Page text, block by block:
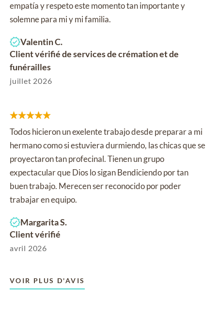
empatía y respeto este momento tan importante y
solemne para mi y mi familia.
Valentin C.
Client vérifié de services de crémation et de
funérailles
juillet 2026
Todos hicieron un exelente trabajo desde preparar a mi
hermano como si estuviera durmiendo, las chicas que se
proyectaron tan profecinal. Tienen un grupo
expectacular que Dios lo sigan Bendiciendo por tan
buen trabajo. Merecen ser reconocido por poder
trabajar en equipo.
Margarita S.
Client vérifié
avril 2026
VOIR PLUS D'AVIS